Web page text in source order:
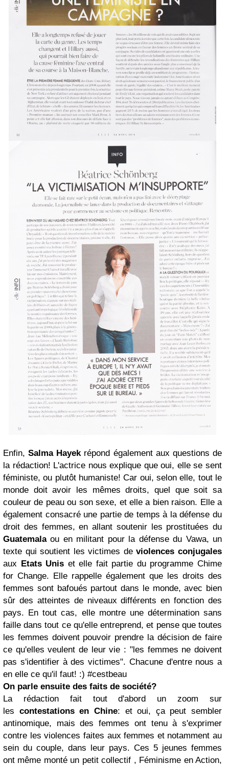
Enfin,Salma Hayek répond également aux questions de
la rédaction! L'actrice nous explique que oui, elle se sent
féministe, ou plutôt humaniste! Car oui, selon elle, tout le
monde doit avoir les mêmes droits, quel que soit sa
couleur de peau ou son sexe, et elle a bien raison. Elle a
également consacré une partie de temps à la défense du
droit des femmes, en allant soutenir les prostituées du
Guatemalaou en militant pour la défense du Vawa, un
texte qui soutient les victimes deviolences conjugales
aux Etats Unis et elle fait partie du programme Chime
for Change. Elle rappelle également que les droits des
femmes sont bafoués partout dans le monde, avec bien
sûr des atteintes de niveaux différents en fonction des
pays. En tout cas, elle montre une détermination sans
faille dans tout ce qu'elle entreprend, et pense que toutes
les femmes doivent pouvoir prendre la décision de faire
ce qu'elles veulent de leur vie : "les femmes ne doivent
pas s'identifier à des victimes". Chacune d'entre nous a
en elle ce qu'il faut! :) #cestbeau
On parle ensuite des faits de société?
La rédaction fait tout d'abord un zoom sur
les contestations en Chine: et oui, ça peut sembler
antinomique, mais des femmes ont tenu à s'exprimer
contre les violences faites aux femmes et notamment au
sein du couple, dans leur pays. Ces 5 jeunes femmes
ont même monté un petit collectif , Féminisme en Action,